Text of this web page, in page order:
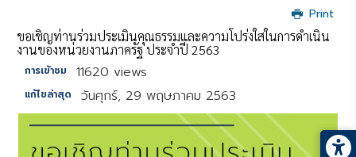
Print
ขอเชิญท่านร่วมประเมินคุณธรรมและความโปร่งใสในการดำเนิน
งานของหน่วยงานภาครัฐ ประจำปี 2563
การเข้าชม 11620 views
แก้ไขล่าสุด วันศุกร์, 29 พฤษภาคม 2563